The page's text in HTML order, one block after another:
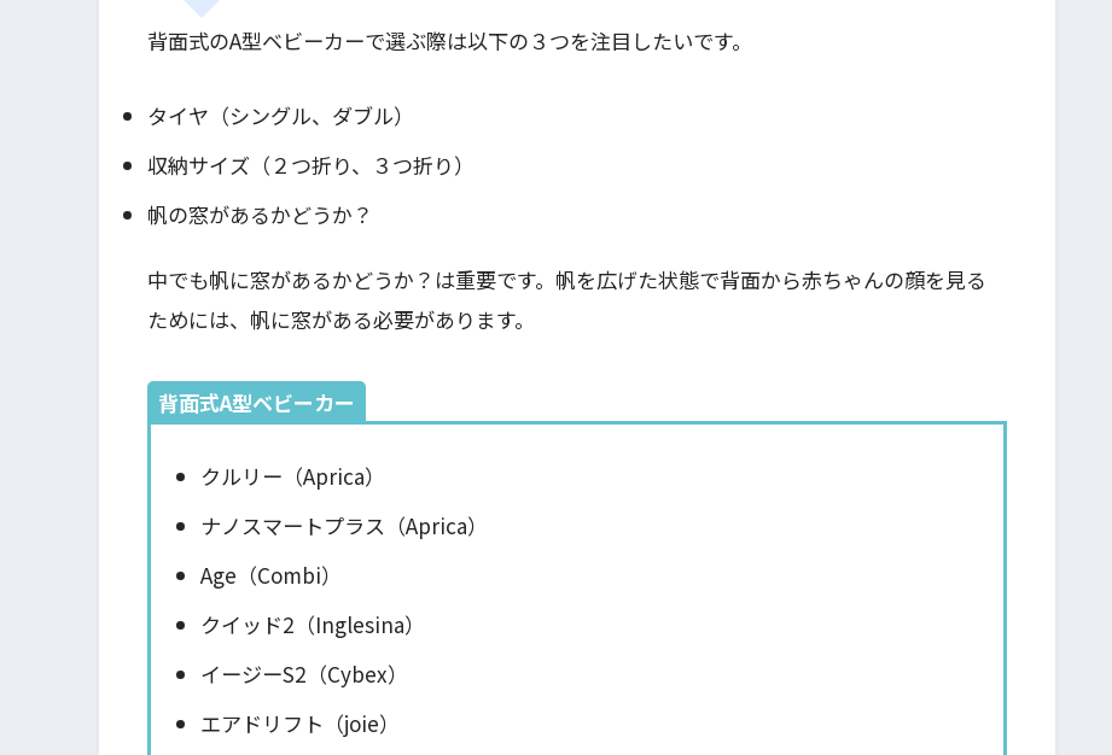
背面式のA型ベビーカーで選ぶ際は以下の３つを注目したいです。
タイヤ（シングル、ダブル）
収納サイズ（２つ折り、３つ折り）
帆の窓があるかどうか？
中でも帆に窓があるかどうか？は重要です。帆を広げた状態で背面から赤ちゃんの顔を見る
ためには、帆に窓がある必要があります。
背面式A型ベビーカー
クルリー（Aprica）
ナノスマートプラス（Aprica）
Age（Combi）
クイッド2（Inglesina）
イージーS2（Cybex）
エアドリフト（joie）